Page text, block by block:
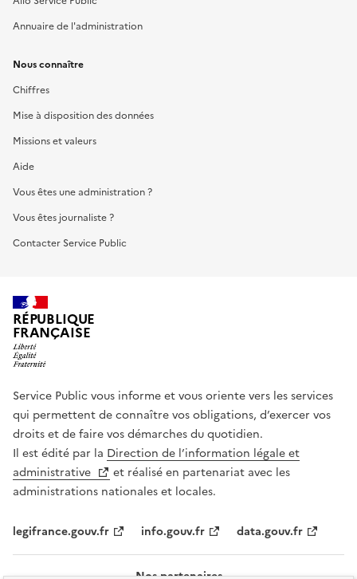
Annuaire de l'administration
Nous connaître
Chiffres
Mise à disposition des données
Missions et valeurs
Aide
Vous êtes une administration ?
Vous êtes journaliste ?
Contacter Service Public
RÉPUBLIQUE
FRANÇAISE
Service Public vous informe et vous oriente vers les services
qui permettent de connaître vos obligations, d’exercer vos
droits et de faire vos démarches du quotidien.
Il est édité par la Direction de l’information légale et
administrative
et réalisé en partenariat avec les
administrations nationales et locales.
legifrance.gouv.fr info.gouv.fr data.gouv.fr